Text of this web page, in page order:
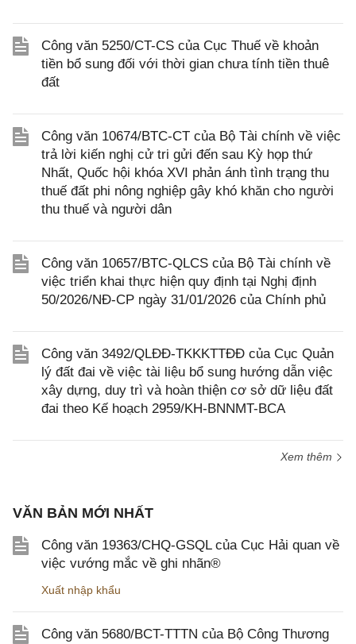
Công văn 5250/CT-CS của Cục Thuế về khoản
tiền bổ sung đối với thời gian chưa tính tiền thuê
đất
Công văn 10674/BTC-CT của Bộ Tài chính về việc
trả lời kiến nghị cử tri gửi đến sau Kỳ họp thứ
Nhất, Quốc hội khóa XVI phản ánh tình trạng thu
thuế đất phi nông nghiệp gây khó khăn cho người
thu thuế và người dân
Công văn 10657/BTC-QLCS của Bộ Tài chính về
việc triển khai thực hiện quy định tại Nghị định
50/2026/NĐ-CP ngày 31/01/2026 của Chính phủ
Công văn 3492/QLĐĐ-TKKKTTĐĐ của Cục Quản
lý đất đai về việc tài liệu bổ sung hướng dẫn việc
xây dựng, duy trì và hoàn thiện cơ sở dữ liệu đất
đai theo Kế hoạch 2959/KH-BNNMT-BCA
Xem thêm
VĂN BẢN MỚI NHẤT
Công văn 19363/CHQ-GSQL của Cục Hải quan về
việc vướng mắc về ghi nhãn®
Xuất nhập khẩu
Công văn 5680/BCT-TTTN của Bộ Công Thương